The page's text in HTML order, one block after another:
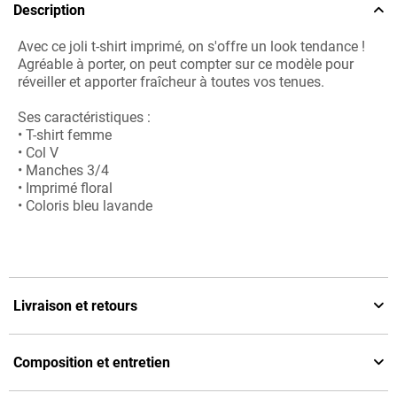
Description
Avec ce joli t-shirt imprimé, on s'offre un look tendance !
Agréable à porter, on peut compter sur ce modèle pour
réveiller et apporter fraîcheur à toutes vos tenues.
Ses caractéristiques :
• T-shirt femme
• Col V
• Manches 3/4
• Imprimé floral
• Coloris bleu lavande
Livraison et retours
Composition et entretien